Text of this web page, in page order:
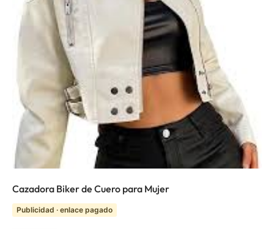
Cazadora Biker de Cuero para Mujer
Publicidad · enlace pagado